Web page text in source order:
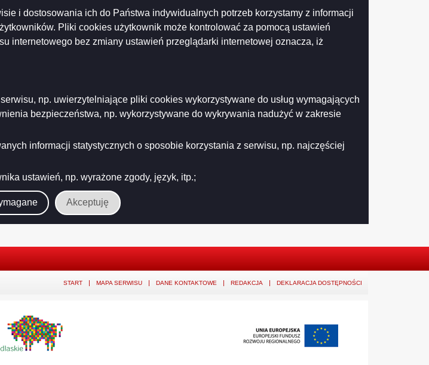
i dostosowania ich do Państwa indywidualnych potrzeb korzystamy z informacji
Pliki cookies użytkownik może kontrolować za pomocą ustawień
internetowego bez zmiany ustawień przeglądarki internetowej oznacza, iż
np. uwierzytelniające pliki cookies wykorzystywane do usług wymagających
bezpieczeństwa, np. wykorzystywane do wykrywania nadużyć w zakresie
informacji statystycznych o sposobie korzystania z serwisu, np. najczęściej
ustawień, np. wyrażone zgody, język, itp.;
Akceptuję
o
wynikach
-
O
G
O
E
-
kard.pdf
Rodzinie w Suwałkach
START MAPA SERWISU DANE KONTAKTOWE REDAKCJA DEKLARACJA DOSTĘPNOŚCI